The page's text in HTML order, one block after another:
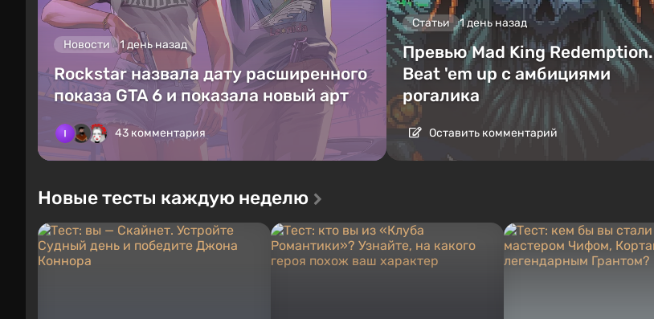
Новости 1 день назад
Rockstar назвала дату расширенного
показа GTA 6 и показала новый арт
43 комментария
Статьи 1 день назад
Превью Mad King Redemption.
Beat 'em up с амбициями
рогалика
Оставить комментарий
Новые тесты каждую неделю